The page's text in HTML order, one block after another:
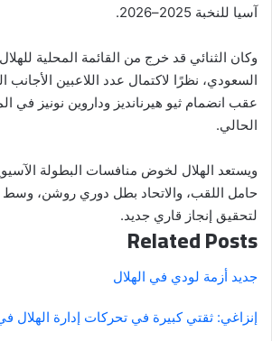
آسيا للنخبة 2025–2026.
وكان الثنائي قد خرج من القائمة المحلية
السعودي، نظرًا لاكتمال عدد اللاعبين
عقب انضمام ثيو هيرنانديز وداروين نونيز في
الحالي.
ويستعد الهلال لخوض منافسات البطولة
حامل اللقب، والاتحاد بطل دوري روشن، وسط
لتحقيق إنجاز قاري جديد.
Related Posts
جديد أزمة لودي في الهلال
إنزاغي: ثقتي كبيرة في تحركات إدارة الهلال